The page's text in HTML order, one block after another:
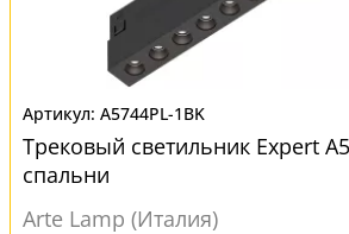
A5744PL-1BK
Трековый светильник Expert
спальни
Arte Lamp (Италия)